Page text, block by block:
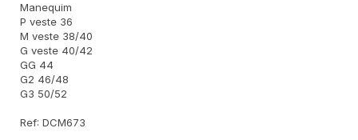
Manequim
P veste 36
M veste 38/40
G veste 40/42
GG 44
G2 46/48
G3 50/52
Ref: DCM673